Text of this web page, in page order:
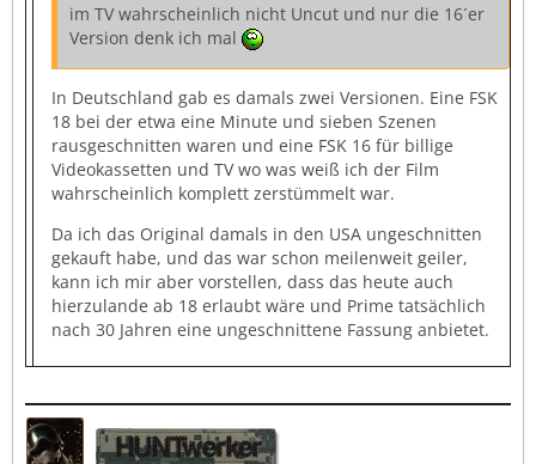
im TV wahrscheinlich nicht Uncut und nur die 16´er
Version denk ich mal
In Deutschland gab es damals zwei Versionen. Eine FSK
18 bei der etwa eine Minute und sieben Szenen
rausgeschnitten waren und eine FSK 16 für billige
Videokassetten und TV wo was weiß ich der Film
wahrscheinlich komplett zerstümmelt war.
Da ich das Original damals in den USA ungeschnitten
gekauft habe, und das war schon meilenweit geiler,
kann ich mir aber vorstellen, dass das heute auch
hierzulande ab 18 erlaubt wäre und Prime tatsächlich
nach 30 Jahren eine ungeschnittene Fassung anbietet.
HUNTwerker